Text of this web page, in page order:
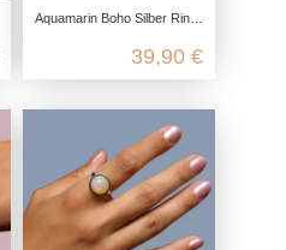
Aquamarin Boho Silber Ring aus 925 Sterling Silber
39,90 €